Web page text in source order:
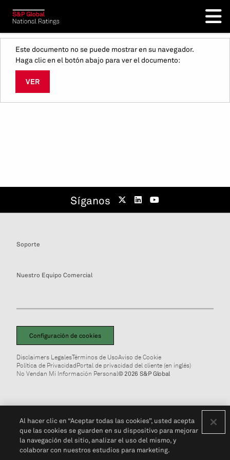
Este documento no se puede mostrar en su navegador.
Haga clic en el botón abajo para ver el documento:
VER
Síganos
Soporte
Nuestro Equipo Comercial
Configuración de cookies
Disclaimers LegalesTérminos de UsoAviso de Cookie
Política de PrivacidadPortal de privacidad del cliente (en inglés)
No Vendan Mi Información Personal© 2026 S&P Global
Al hacer clic en “Aceptar todas las cookies”, usted acepta
que las cookies se guarden en su dispositivo para mejorar
la navegación del sitio, analizar el uso del mismo, y
colaborar con nuestros estudios para marketing.